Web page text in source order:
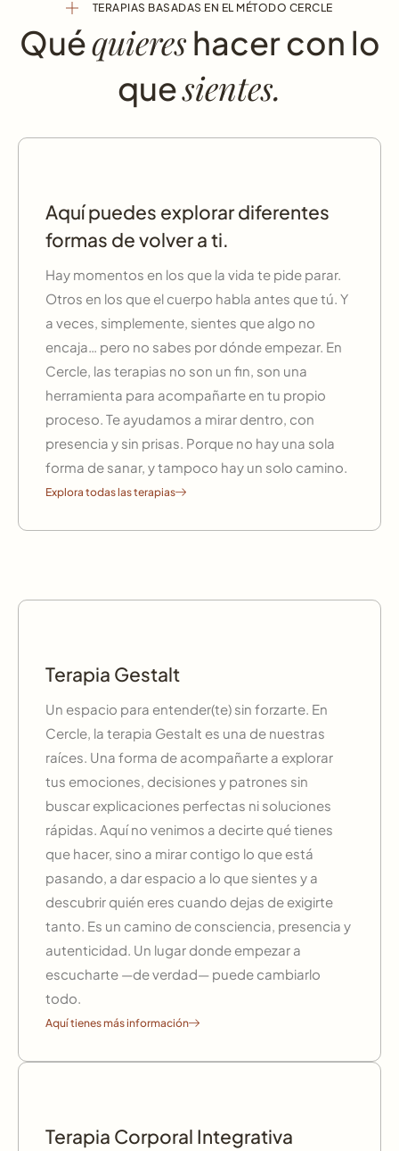
TERAPIAS BASADAS EN EL MÉTODO CERCLE
Quéquieres hacer con lo
quesientes.
Aquí puedes explorar diferentes
formas de volver a ti.
Hay momentos en los que la vida te pide parar.
Otros en los que el cuerpo habla antes que tú. Y
a veces, simplemente, sientes que algo no
encaja… pero no sabes por dónde empezar. En
Cercle, las terapias no son un fin, son una
herramienta para acompañarte en tu propio
proceso. Te ayudamos a mirar dentro, con
presencia y sin prisas. Porque no hay una sola
forma de sanar, y tampoco hay un solo camino.
Explora todas las terapias
Terapia Gestalt
Un espacio para entender(te) sin forzarte. En
Cercle, la terapia Gestalt es una de nuestras
raíces. Una forma de acompañarte a explorar
tus emociones, decisiones y patrones sin
buscar explicaciones perfectas ni soluciones
rápidas. Aquí no venimos a decirte qué tienes
que hacer, sino a mirar contigo lo que está
pasando, a dar espacio a lo que sientes y a
descubrir quién eres cuando dejas de exigirte
tanto. Es un camino de consciencia, presencia y
autenticidad. Un lugar donde empezar a
escucharte —de verdad— puede cambiarlo
todo.
Aquí tienes más información
Terapia Corporal Integrativa